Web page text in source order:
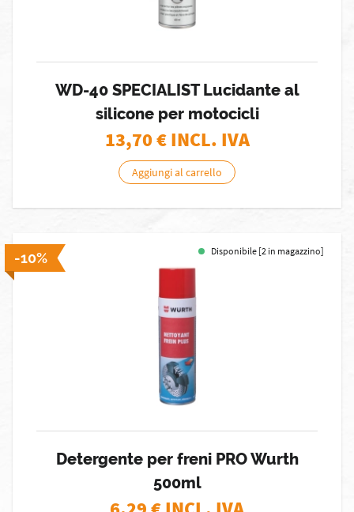
WD-40 SPECIALIST Lucidante al
silicone per motocicli
13,70€ INCL. IVA
Aggiungi al carrello
-10% Disponibile [2 in magazzino]
Detergente per freni PRO Wurth
500ml